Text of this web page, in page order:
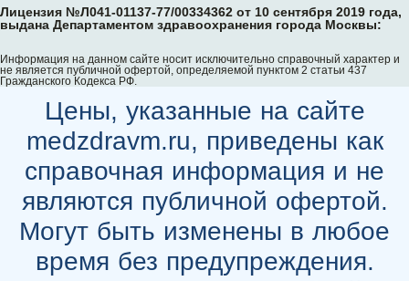
Лицензия №Л041-01137-77/00334362 от 10 сентября 2019 года,
выдана Департаментом здравоохранения города Москвы:
Информация на данном сайте носит исключительно справочный характер и
не является публичной офертой, определяемой пунктом 2 статьи 437
Гражданского Кодекса РФ.
Цены, указанные на сайте
medzdravm.ru, приведены как
справочная информация и не
являются публичной офертой.
Могут быть изменены в любое
время без предупреждения.